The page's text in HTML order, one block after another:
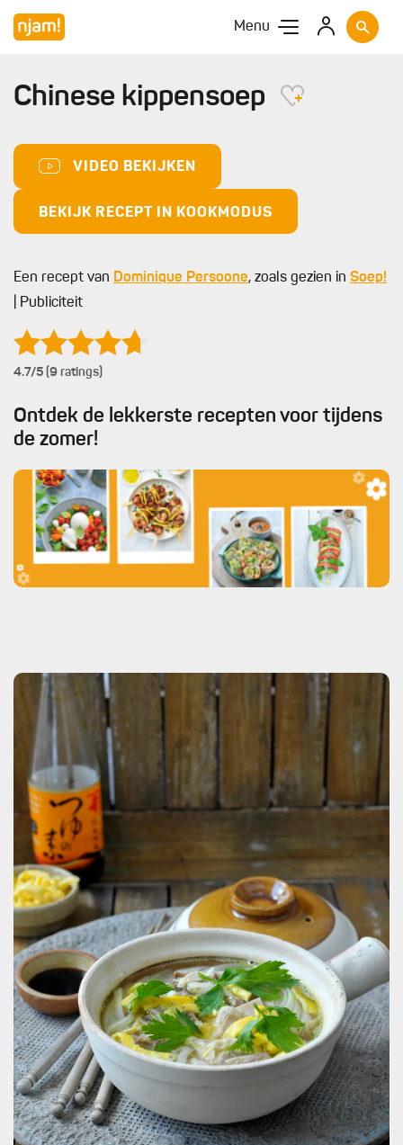
Menu
Chinese kippensoep
VIDEO BEKIJKEN
BEKIJK RECEPT IN KOOKMODUS
Een recept van Dominique Persoone, zoals gezien in Soep!
| Publiciteit
4.7/5 (9 ratings)
Ontdek de lekkerste recepten voor tijdens
de zomer!